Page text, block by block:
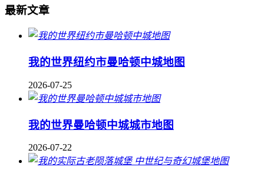
最新文章
我的世界纽约市曼哈顿中城地图
2026-07-25
我的世界曼哈顿中城城市地图
2026-07-22